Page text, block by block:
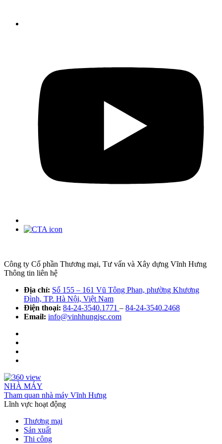
Công ty Cổ phần Thương mại, Tư vấn và Xây dựng Vĩnh Hưng
Thông tin liên hệ
Địa chỉ: Số 155 – 161 Vũ Tông Phan, phường Khương
Đình, TP. Hà Nội, Việt Nam
Điện thoại: 84-24-3540.1771 – 84-24-3540.2468
Email: info@vinhhungjsc.com
NHÀ MÁY
Tham quan nhà máy Vĩnh Hưng
Lĩnh vực hoạt động
Thương mại
Sản xuất
Thi công